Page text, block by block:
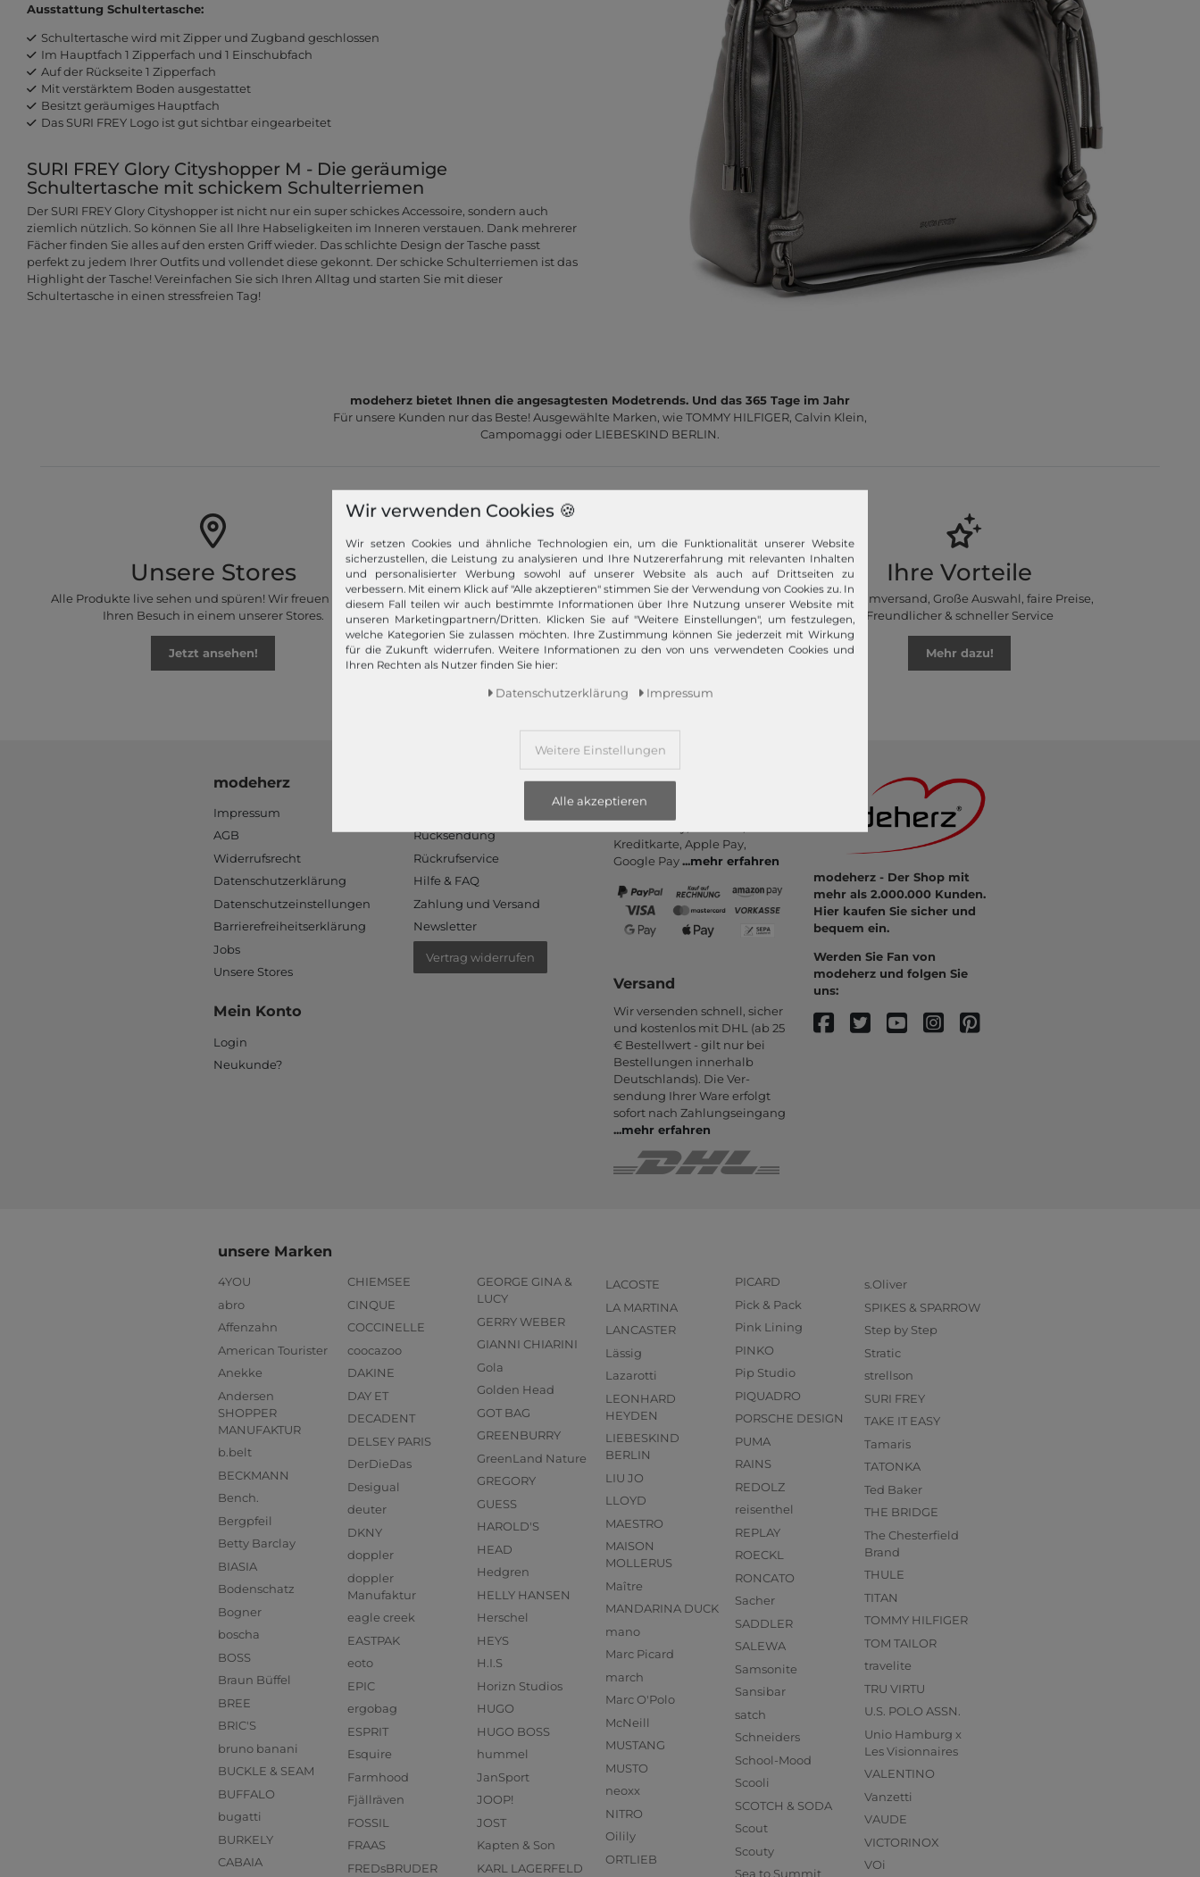
Ausstattung Schultertasche:
Schultertasche wird mit Zipper und Zugband geschlossen
Im Hauptfach 1 Zipperfach und 1 Einschubfach
Auf der Rückseite 1 Zipperfach
Mit verstärktem Boden ausgestattet
Besitzt geräumiges Hauptfach
Das SURI FREY Logo ist gut sichtbar eingearbeitet
SURI FREY Glory Cityshopper M - Die geräumige
Schultertasche mit schickem Schulterriemen
Der SURI FREY Glory Cityshopper ist nicht nur ein super schickes Accessoire, sondern auch
ziemlich nützlich. So können Sie all Ihre Habseligkeiten im Inneren verstauen. Dank mehrerer
Fächer finden Sie alles auf den ersten Griff wieder. Das schlichte Design der Tasche passt
perfekt zu jedem Ihrer Outfits und vollendet diese gekonnt. Der schicke Schulterriemen ist das
Highlight der Tasche! Vereinfachen Sie sich Ihren Alltag und starten Sie mit dieser
Schultertasche in einen stressfreien Tag!
modeherz bietet Ihnen die angesagtesten Modetrends. Und das 365 Tage im Jahr
Für unsere Kunden nur das Beste! Ausgewählte Marken, wie TOMMY HILFIGER, Calvin Klein,
Campomaggi oder LIEBESKIND BERLIN.
Unsere Stores
Alle Produkte live sehen und spüren! Wir freuen uns auf
Ihren Besuch in einem unserer Stores.
Jetzt ansehen!
Schneller Versand!
Wir versenden Ihre Bestellung schnell per
Premiumversand.
Mehr dazu!
Ihre Vorteile
Premiumversand, Große Auswahl, faire Preise,
Freundlicher & schneller Service
Mehr dazu!
modeherz
Impressum
AGB
Widerrufsrecht
Datenschutzerklärung
Datenschutzeinstellungen
Barrierefreiheitserklärung
Jobs
Unsere Stores
Mein Konto
Login
Neukunde?
Rücksendung
Rückrufservice
Hilfe & FAQ
Zahlung und Versand
Newsletter
Vertrag widerrufen
Zahlungsarten
PayPal, Kauf auf Rechnung,
Kredit­karte, Apple Pay,
Google Pay...mehr erfahren
Versand
Wir versenden schnell, sicher
und kostenlos mit DHL (ab 25
€ Bestell­wert - gilt nur bei
Bestel­lungen inner­halb
Deutsch­lands). Die Ver­
sendung Ihrer Ware er­folgt
sofort nach Zahlungs­eingang
...mehr erfahren
modeherz - Der Shop mit
mehr als 2.000.000 Kunden.
Hier kaufen Sie sicher und
bequem ein.
Werden Sie Fan von
modeherz und folgen Sie
uns:
unsere Marken
4YOU
abro
Affenzahn
American Tourister
Anekke
Andersen
SHOPPER
MANUFAKTUR
b.belt
BECKMANN
Bench.
Bergpfeil
Betty Barclay
BIASIA
Bodenschatz
Bogner
boscha
BOSS
Braun Büffel
BREE
BRIC'S
bruno banani
BUCKLE & SEAM
BUFFALO
bugatti
BURKELY
CABAIA
CHIEMSEE
CINQUE
COCCINELLE
coocazoo
DAKINE
DAY ET
DECADENT
DELSEY PARIS
DerDieDas
Desigual
deuter
DKNY
doppler
doppler
Manufaktur
eagle creek
EASTPAK
eoto
EPIC
ergobag
ESPRIT
Esquire
Farmhood
Fjällräven
FOSSIL
FRAAS
FREDsBRUDER
GEORGE GINA &
LUCY
GERRY WEBER
GIANNI CHIARINI
Gola
Golden Head
GOT BAG
GREENBURRY
GreenLand Nature
GREGORY
GUESS
HAROLD'S
HEAD
Hedgren
HELLY HANSEN
Herschel
HEYS
H.I.S
Horizn Studios
HUGO
HUGO BOSS
hummel
JanSport
JOOP!
JOST
Kapten & Son
KARL LAGERFELD
LACOSTE
LA MARTINA
LANCASTER
Lässig
Lazarotti
LEONHARD
HEYDEN
LIEBESKIND
BERLIN
LIU JO
LLOYD
MAESTRO
MAISON
MOLLERUS
Maître
MANDARINA DUCK
mano
Marc Picard
march
Marc O'Polo
McNeill
MUSTANG
MUSTO
neoxx
NITRO
Oilily
ORTLIEB
PICARD
Pick & Pack
Pink Lining
PINKO
Pip Studio
PIQUADRO
PORSCHE DESIGN
PUMA
RAINS
REDOLZ
reisenthel
REPLAY
ROECKL
RONCATO
Sacher
SADDLER
SALEWA
Samsonite
Sansibar
satch
Schneiders
School-Mood
Scooli
SCOTCH & SODA
Scout
Scouty
Sea to Summit
s.Oliver
SPIKES & SPARROW
Step by Step
Stratic
strellson
SURI FREY
TAKE IT EASY
Tamaris
TATONKA
Ted Baker
THE BRIDGE
The Chesterfield
Brand
THULE
TITAN
TOMMY HILFIGER
TOM TAILOR
travelite
TRU VIRTU
U.S. POLO ASSN.
Unio Hamburg x
Les Visionnaires
VALENTINO
Vanzetti
VAUDE
VICTORINOX
VOi
Wir verwenden Cookies 🍪
Wir setzen Cookies und ähnliche Technologien ein, um die Funktionalität unserer Website
sicherzustellen, die Leistung zu analysieren und Ihre Nutzererfahrung mit relevanten Inhalten
und personalisierter Werbung sowohl auf unserer Website als auch auf Drittseiten zu
verbessern. Mit einem Klick auf "Alle akzeptieren" stimmen Sie der Verwendung von Cookies zu. In
diesem Fall teilen wir auch bestimmte Informationen über Ihre Nutzung unserer Website mit
unseren Marketingpartnern/Dritten. Klicken Sie auf "Weitere Einstellungen", um festzulegen,
welche Kategorien Sie zulassen möchten. Ihre Zustimmung können Sie jederzeit mit Wirkung
für die Zukunft widerrufen. Weitere Informationen zu den von uns verwendeten Cookies und
Ihren Rechten als Nutzer finden Sie hier:
Daten­schutz­erklärung Impressum
Weitere Einstellungen
Alle akzeptieren